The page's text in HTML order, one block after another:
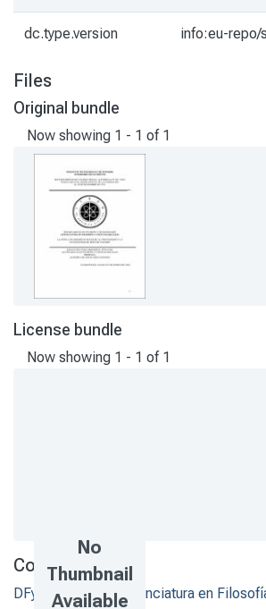
dc.type.version info:eu-repo/
Files
Original bundle
Now showing 1 - 1 of 1
License bundle
Now showing 1 - 1 of 1
No
Thumbnail
Available
Collections
DFyH - Tesis de Licenciatura en